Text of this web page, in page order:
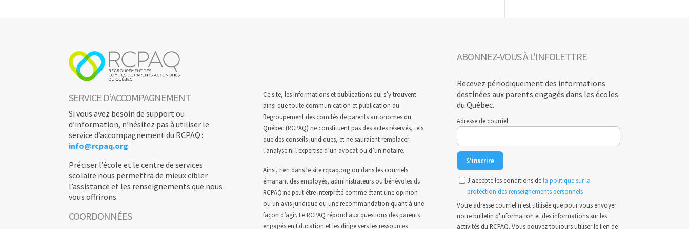
SERVICE D’ACCOMPAGNEMENT
Si vous avez besoin de support ou
d’information, n’hésitez pas à utiliser le
service d’accompagnement du RCPAQ :
info@rcpaq.org
Préciser l’école et le centre de services
scolaire nous permettra de mieux cibler
l’assistance et les renseignements que nous
vous offrirons.
COORDONNÉES
Ce site, les informations et publications qui s’y trouvent
ainsi que toute communication et publication du
Regroupement des comités de parents autonomes du
Québec (RCPAQ) ne constituent pas des actes réservés, tels
que des conseils juridiques, et ne sauraient remplacer
l’analyse ni l’expertise d’un avocat ou d’un notaire.
Ainsi, rien dans le site rcpaq.org ou dans les courriels
émanant des employés, administrateurs ou bénévoles du
RCPAQ ne peut être interprété comme étant une opinion
ou un avis juridique ou une recommandation quant à une
façon d’agir. Le RCPAQ répond aux questions des parents
engagés en Éducation et les dirige vers les ressources
ABONNEZ-VOUS À L'INFOLETTRE
Recevez périodiquement des informations
destinées aux parents engagés dans les écoles
du Québec.
Adresse de courriel
J'accepte les conditions dela politique sur la
protection des renseignements personnels .
Votre adresse courriel n'est utilisée que pour vous envoyer
notre bulletin d'information et des informations sur les
activités du RCPAQ. Vous pouvez toujours utiliser le lien de